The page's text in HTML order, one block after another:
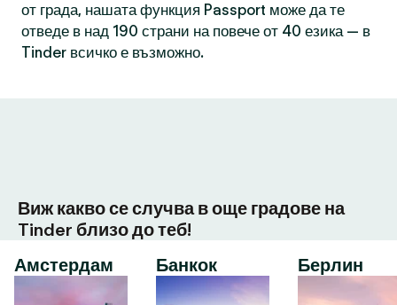
от града, нашата функция Passport може да те
отведе в над 190 страни на повече от 40 езика — в
Tinder всичко е възможно.
Виж какво се случва в още градове на
Tinder близо до теб!
Амстердам
Банкок Берлин